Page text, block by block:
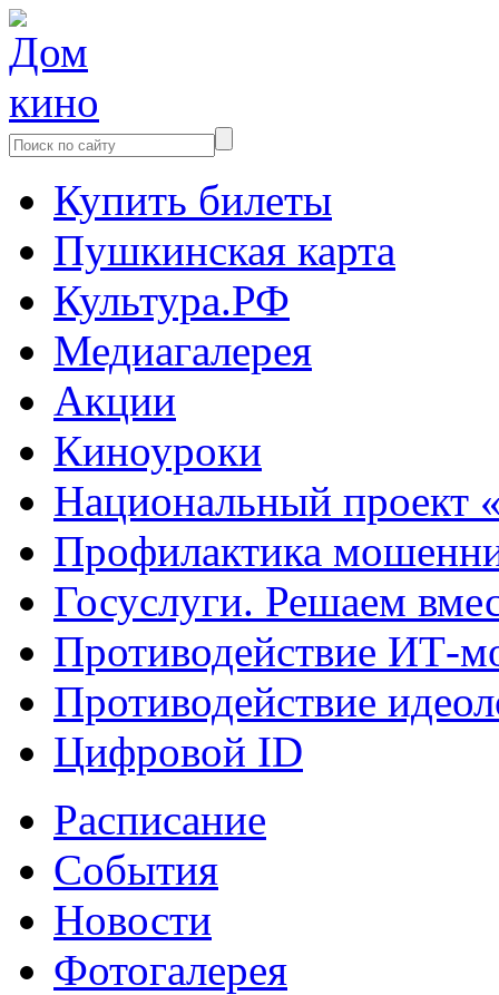
Купить билеты
Пушкинская карта
Культура.РФ
Медиагалерея
Акции
Киноуроки
Национальный проект
Профилактика
Госуслуги. Решаем
Противодействие ИТ-
Противодействие
Цифровой ID
Расписание
События
Новости
Фотогалерея